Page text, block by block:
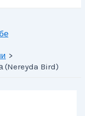
(Nereyda Bird)